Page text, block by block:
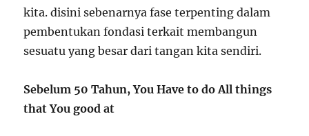
kita. disini sebenarnya fase terpenting dalam
pembentukan fondasi terkait membangun
sesuatu yang besar dari tangan kita sendiri.
Sebelum 50 Tahun, You Have to do All things
that You good at